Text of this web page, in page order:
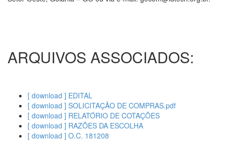
ARQUIVOS ASSOCIADOS:
[ download ] EDITAL
[ download ] SOLICITAÇÃO DE COMPRAS.pdf
[ download ] RELATÓRIO DE COTAÇÕES
[ download ] RAZÕES DA ESCOLHA
[ download ] O.C. 181208